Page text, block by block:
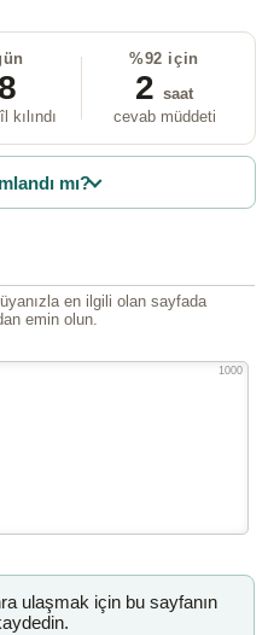
kılındı
%92 için
2 saat
cevab müddeti
mı?
en ilgili olan sayfada
emin olun.
1000
ulaşmak için bu sayfanın